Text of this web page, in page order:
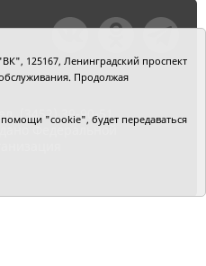
(3452) 39-90-51.
Федеральной
125167, Ленинградский проспект
Продолжая
"cookie", будет передаваться